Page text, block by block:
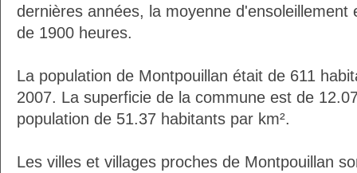
dernières années, la moyenne d'ensoleillement
de 1900 heures.
La population de Montpouillan était de 611
2007. La superficie de la commune est de
population de 51.37 habitants par km².
Les villes et villages proches de Montpouillan